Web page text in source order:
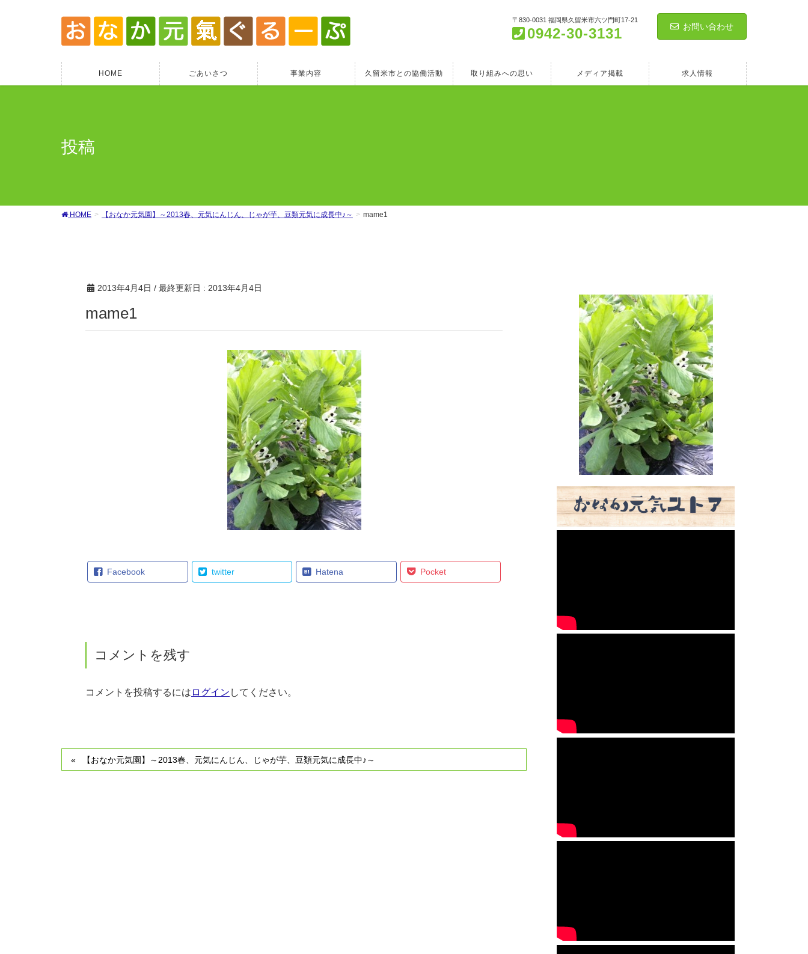
〒830-0031 福岡県久留米市六ツ門町17-21
0942-30-3131 お問い合わせ
HOME ごあいさつ 事業内容 久留米市との協働活動 取り組みへの思い メディア掲載 求人情報
投稿
HOME 【おなか元気園】～2013春、元気にんじん、じゃが芋、豆類元気に成長中♪～ mame1
2013年4月4日 / 最終更新日 : 2013年4月4日
mame1
Facebook twitter Hatena Pocket
コメントを残す
コメントを投稿するには ログイン してください。
【おなか元気園】～2013春、元気にんじん、じゃが芋、豆類元気に成長中♪～